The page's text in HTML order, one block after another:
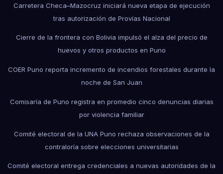
Carretera Checa–Mazocruz iniciará nueva etapa de ejecución
tras autorización de Provías Nacional
Cierre de la frontera con Bolivia impulsó el alza del precio de
huevos y otros productos en Puno
COER Puno reporta incremento de incendios forestales durante la
noche de San Juan
Comisaría de Puno registra en promedio cinco denuncias diarias
por violencia familiar
Comité electoral de la UNA Puno rechaza observaciones de la
contraloría sobre elecciones universitarias
Comité electoral entrega credenciales a nuevas autoridades de la